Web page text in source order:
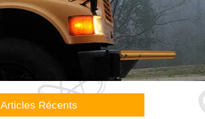
Articles Récents